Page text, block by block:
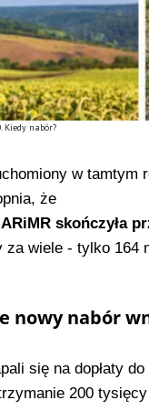
Kiedy nabór?
w tamtym
że
skończyła
za wiele - tylko 164
nowy nabór
się na dopłaty
200